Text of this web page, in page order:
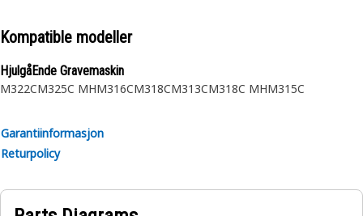
Kompatible modeller
HjulgåEnde Gravemaskin
M322CM325C MHM316CM318CM313CM318C MHM315C
Garantiinformasjon
Returpolicy